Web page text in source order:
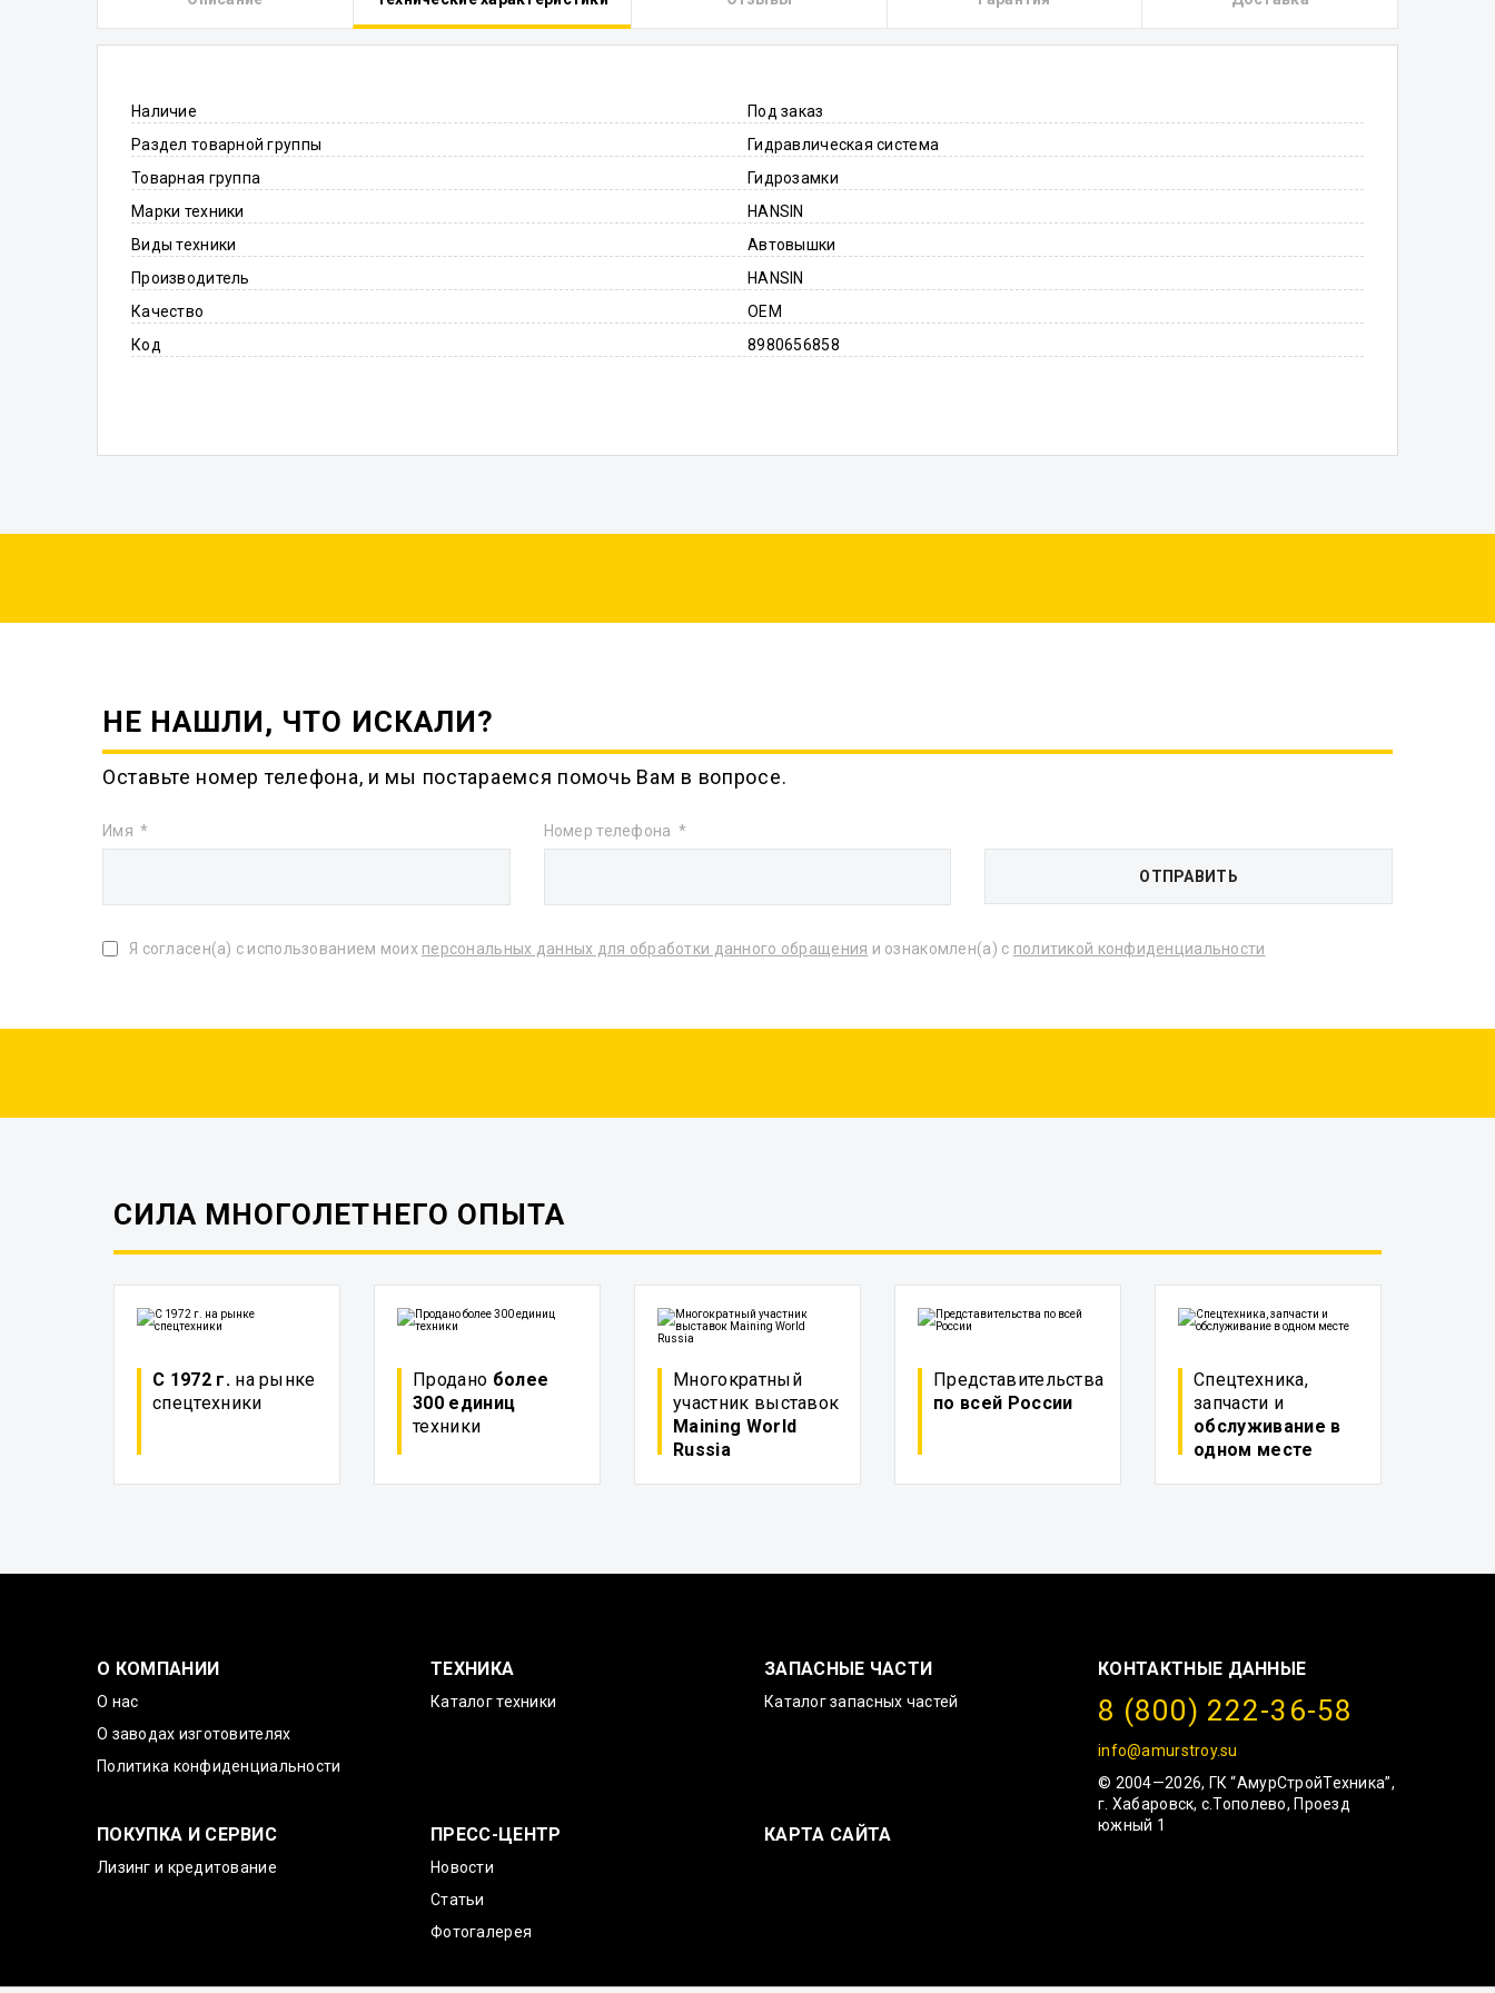
Наличие
Под заказ
Раздел товарной группы
Гидравлическая система
Товарная группа
Гидрозамки
Марки техники
HANSIN
Виды техники
Автовышки
Производитель
HANSIN
Качество
OEM
Код
8980656858
НЕ НАШЛИ, ЧТО ИСКАЛИ?
Оставьте номер телефона, и мы постараемся помочь Вам в вопросе.
Имя Номер телефона
Я согласен(а) с использованием моих персональных данных для обработки данного обращения и ознакомлен(а) с политикой конфиденциальности
СИЛА МНОГОЛЕТНЕГО ОПЫТА
С 1972 г.на рынке
спецтехники
Продано более
300 единиц
техники
Многократный
участник выставок
Maining World
Russia
Представительства
по всей России
Спецтехника,
запчасти и
обслуживание в
одном месте
О КОМПАНИИ
О нас
О заводах изготовителях
Политика конфиденциальности
ТЕХНИКА
Каталог техники
ЗАПАСНЫЕ ЧАСТИ
Каталог запасных частей
ПОКУПКА И СЕРВИС
Лизинг и кредитование
ПРЕСС-ЦЕНТР
Новости
Статьи
Фотогалерея
КАРТА САЙТА
КОНТАКТНЫЕ ДАННЫЕ
8 (800) 222-36-58
info@amurstroy.su
© 2004—2026, ГК “АмурСтройТехника”,
г. Хабаровск, с.Тополево, Проезд
южный 1